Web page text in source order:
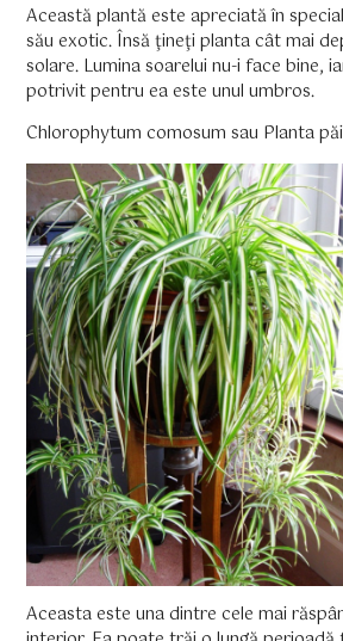
Această plantă este apreciată în
său exotic. Însă ţineţi planta cât mai
solare. Lumina soarelui nu-i face bine,
potrivit pentru ea este unul umbros.
Chlorophytum comosum sau Planta
Aceasta este una dintre cele mai